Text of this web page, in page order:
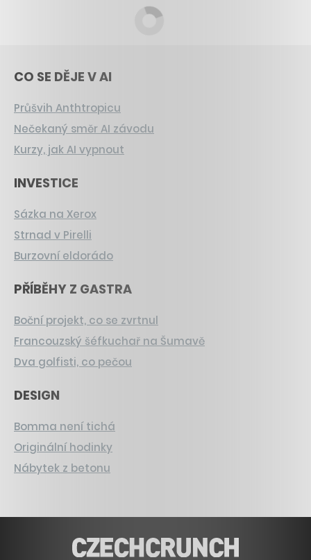
CO SE DĚJE V AI
Průšvih Anthtropicu
Nečekaný směr AI závodu
Kurzy, jak AI vypnout
INVESTICE
Sázka na Xerox
Strnad v Pirelli
Burzovní eldorádo
PŘÍBĚHY Z GASTRA
Boční projekt, co se zvrtnul
Francouzský šéfkuchař na Šumavě
Dva golfisti, co pečou
DESIGN
Bomma není tichá
Originální hodinky
Nábytek z betonu